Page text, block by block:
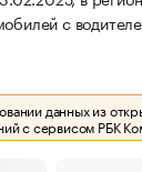
с
данных из
с сервисом РБК